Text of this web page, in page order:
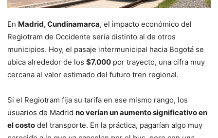
En Madrid, Cundinamarca, el impacto económico del
Regiotram de Occidente sería distinto al de otros
municipios. Hoy, el pasaje intermunicipal hacia Bogotá se
ubica alrededor de los $7.000 por trayecto, una cifra muy
cercana al valor estimado del futuro tren regional.
Si el Regiotram fija su tarifa en ese mismo rango, los
usuarios de Madrid no verían un aumento significativo en
el costo del transporte. En la práctica, pagarían algo muy